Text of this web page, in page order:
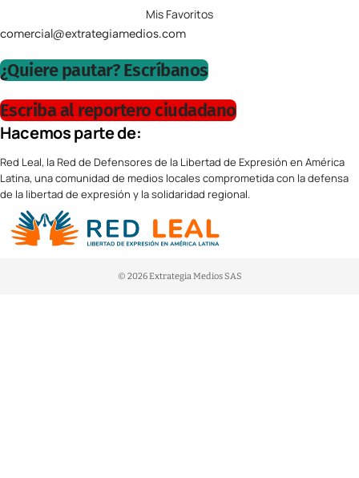
Mis Favoritos
comercial@extrategiamedios.com
¿Quiere pautar? Escríbanos
Escriba al reportero ciudadano
Hacemos parte de:
Red Leal, la Red de Defensores de la Libertad de Expresión en América
Latina, una comunidad de medios locales comprometida con la defensa
de la libertad de expresión y la solidaridad regional.
© 2026 Extrategia Medios SAS